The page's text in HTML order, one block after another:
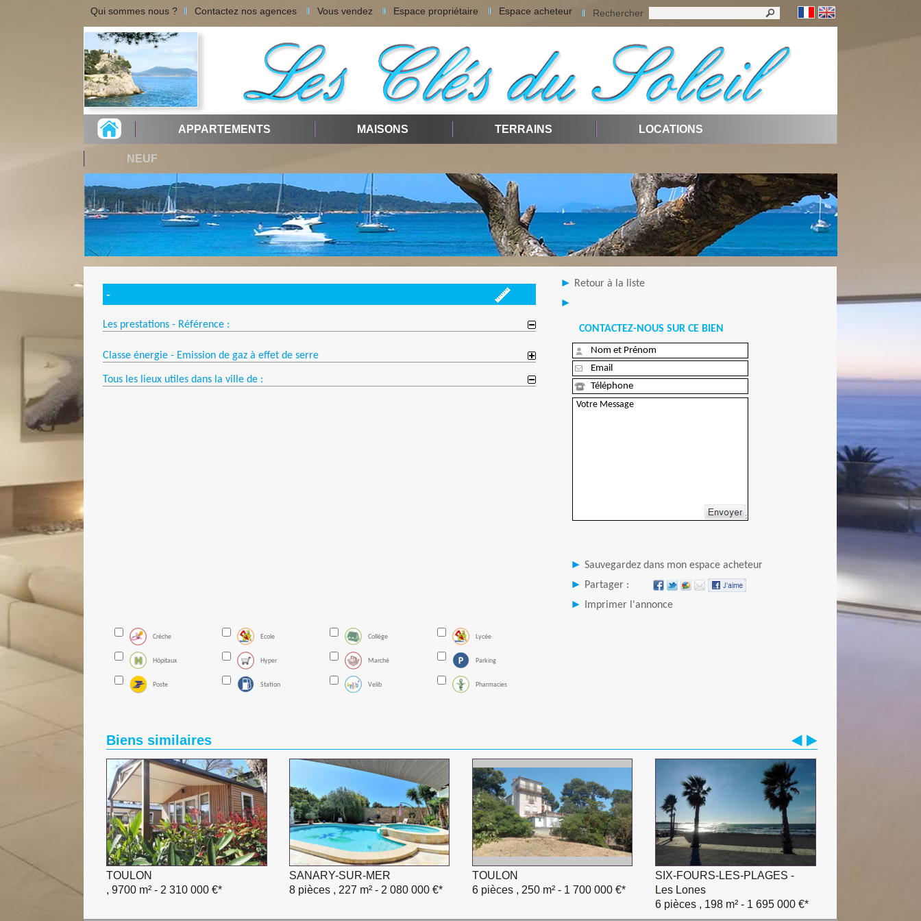
Qui sommes nous ? Contactez nos agences Vous vendez Espace propriétaire Espace acheteur Rechercher
APPARTEMENTS MAISONS TERRAINS LOCATIONS
NEUF
Retour à la liste
-
Les prestations - Référence :
Classe énergie - Emission de gaz à effet de serre
Tous les lieux utiles dans la ville de :
Créche Ecole Collège Lycée
Hôpitaux Hyper Marché Parking
Poste Station Velib Pharmacies
CONTACTEZ-NOUS SUR CE BIEN
Sauvegardez dans mon espace acheteur
Partager :
Imprimer l'annonce
Biens similaires
TOULON
, 9700 m² - 2 310 000 €*
SANARY-SUR-MER
8 pièces , 227 m² - 2 080 000 €*
TOULON
6 pièces , 250 m² - 1 700 000 €*
SIX-FOURS-LES-PLAGES -
Les Lones
6 pièces , 198 m² - 1 695 000 €*